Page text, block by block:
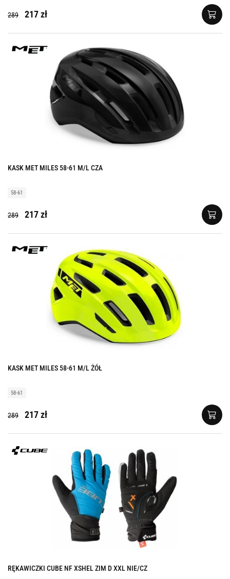
289 217 zł
KASK MET MILES 58-61 M/L CZA
58-61
289 217 zł
KASK MET MILES 58-61 M/L ŻÓŁ
58-61
289 217 zł
RĘKAWICZKI CUBE NF XSHEL ZIM D XXL NIE/CZ